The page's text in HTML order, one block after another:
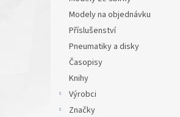
Modely na objednávku
Příslušenství
Pneumatiky a disky
Časopisy
Knihy
Výrobci
Značky